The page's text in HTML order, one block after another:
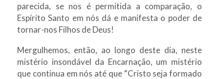
parecida, se nos é permitida a comparação, o
Espírito Santo em nós dá e manifesta o poder de
tornar-nos Filhos de Deus!
Mergulhemos, então, ao longo deste dia, neste
mistério insondável da Encarnação, um mistério
que continua em nós até que “Cristo seja formado